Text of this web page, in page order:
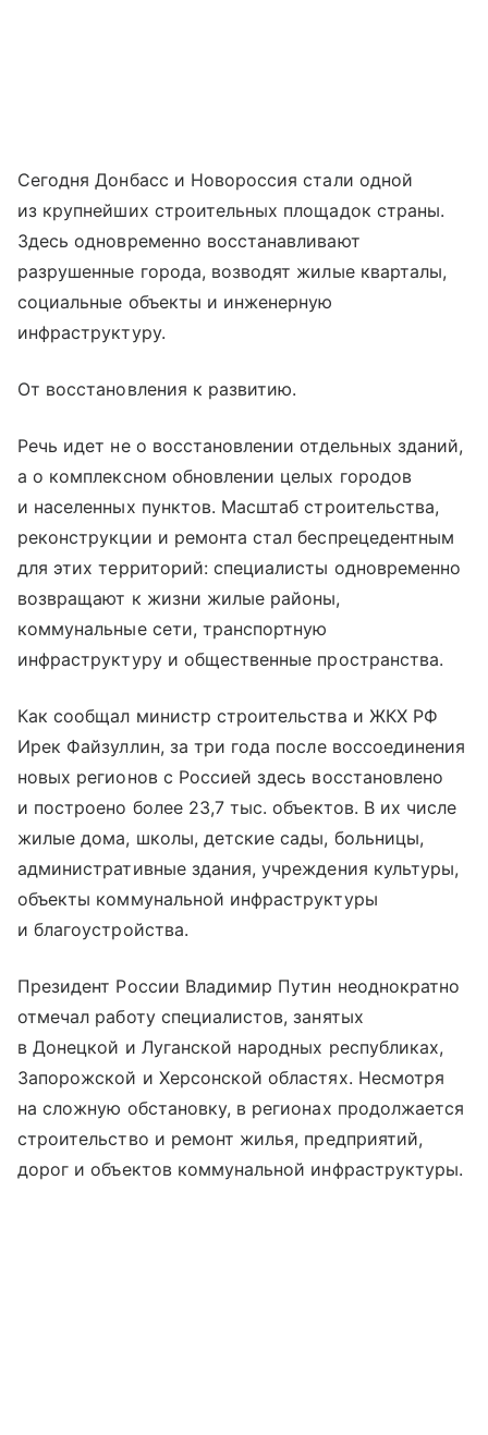
Сегодня Донбасс и Новороссия стали одной
из крупнейших строительных площадок страны.
Здесь одновременно восстанавливают
разрушенные города, возводят жилые кварталы,
социальные объекты и инженерную
инфраструктуру.
От восстановления к развитию.
Речь идет не о восстановлении отдельных зданий,
а о комплексном обновлении целых городов
и населенных пунктов. Масштаб строительства,
реконструкции и ремонта стал беспрецедентным
для этих территорий: специалисты одновременно
возвращают к жизни жилые районы,
коммунальные сети, транспортную
инфраструктуру и общественные пространства.
Как сообщал министр строительства и ЖКХ РФ
Ирек Файзуллин, за три года после воссоединения
новых регионов с Россией здесь восстановлено
и построено более 23,7 тыс. объектов. В их числе
жилые дома, школы, детские сады, больницы,
административные здания, учреждения культуры,
объекты коммунальной инфраструктуры
и благоустройства.
Президент России Владимир Путин неоднократно
отмечал работу специалистов, занятых
в Донецкой и Луганской народных республиках,
Запорожской и Херсонской областях. Несмотря
на сложную обстановку, в регионах продолжается
строительство и ремонт жилья, предприятий,
дорог и объектов коммунальной инфраструктуры.